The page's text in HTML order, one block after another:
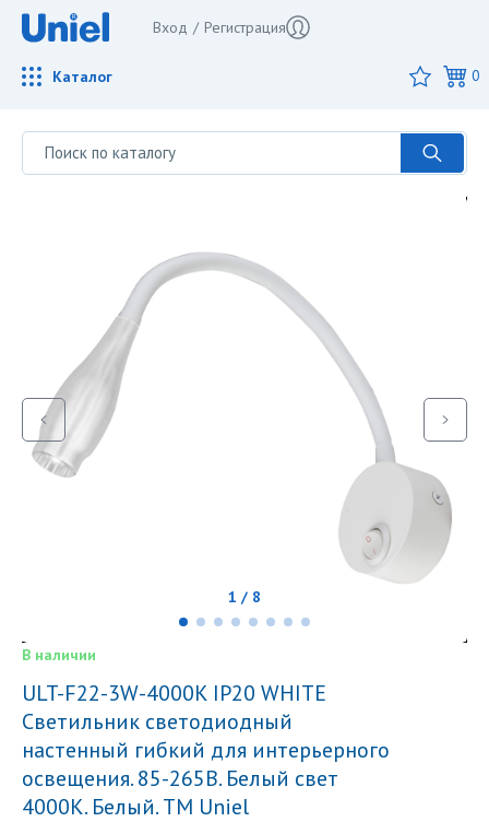
Вход / Регистрация
Каталог 0
1 / 8
В наличии
ULT-F22-3W-4000K IP20 WHITE
Светильник светодиодный
настенный гибкий для интерьерного
освещения. 85-265В. Белый свет
4000К. Белый. TM Uniel